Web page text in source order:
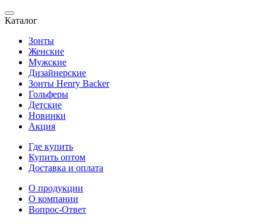
Каталог
Зонты
Женские
Мужские
Дизайнерские
Зонты Henry Backer
Гольферы
Детские
Новинки
Акция
Где купить
Купить оптом
Доставка и оплата
О продукции
О компании
Вопрос-Ответ